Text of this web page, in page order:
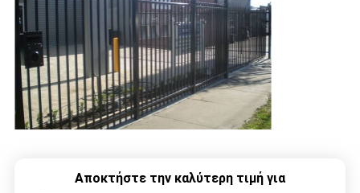
Αποκτήστε την καλύτερη τιμή για